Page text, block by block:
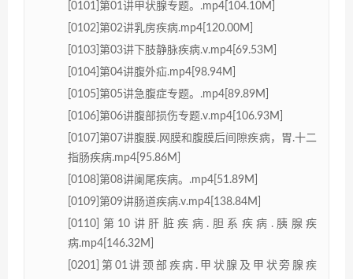
[0101]第01讲甲状腺专题。.mp4[104.10M]
[0102]第02讲乳房疾病.mp4[120.00M]
[0103]第03讲下肢静脉疾病.v.mp4[69.53M]
[0104]第04讲腹外疝.mp4[98.94M]
[0105]第05讲急腹症专题。.mp4[89.89M]
[0106]第06讲腹部损伤专题.v.mp4[106.93M]
[0107]第07讲腹膜.网膜和腹膜后间隙疾病，胃.十二
指肠疾病.mp4[95.86M]
[0108]第08讲阑尾疾病。.mp4[51.89M]
[0109]第09讲肠道疾病.v.mp4[138.84M]
[0110]第10讲肝脏疾病.胆系疾病.胰腺疾
病.mp4[146.32M]
[0201]第01讲颈部疾病.甲状腺及甲状旁腺疾